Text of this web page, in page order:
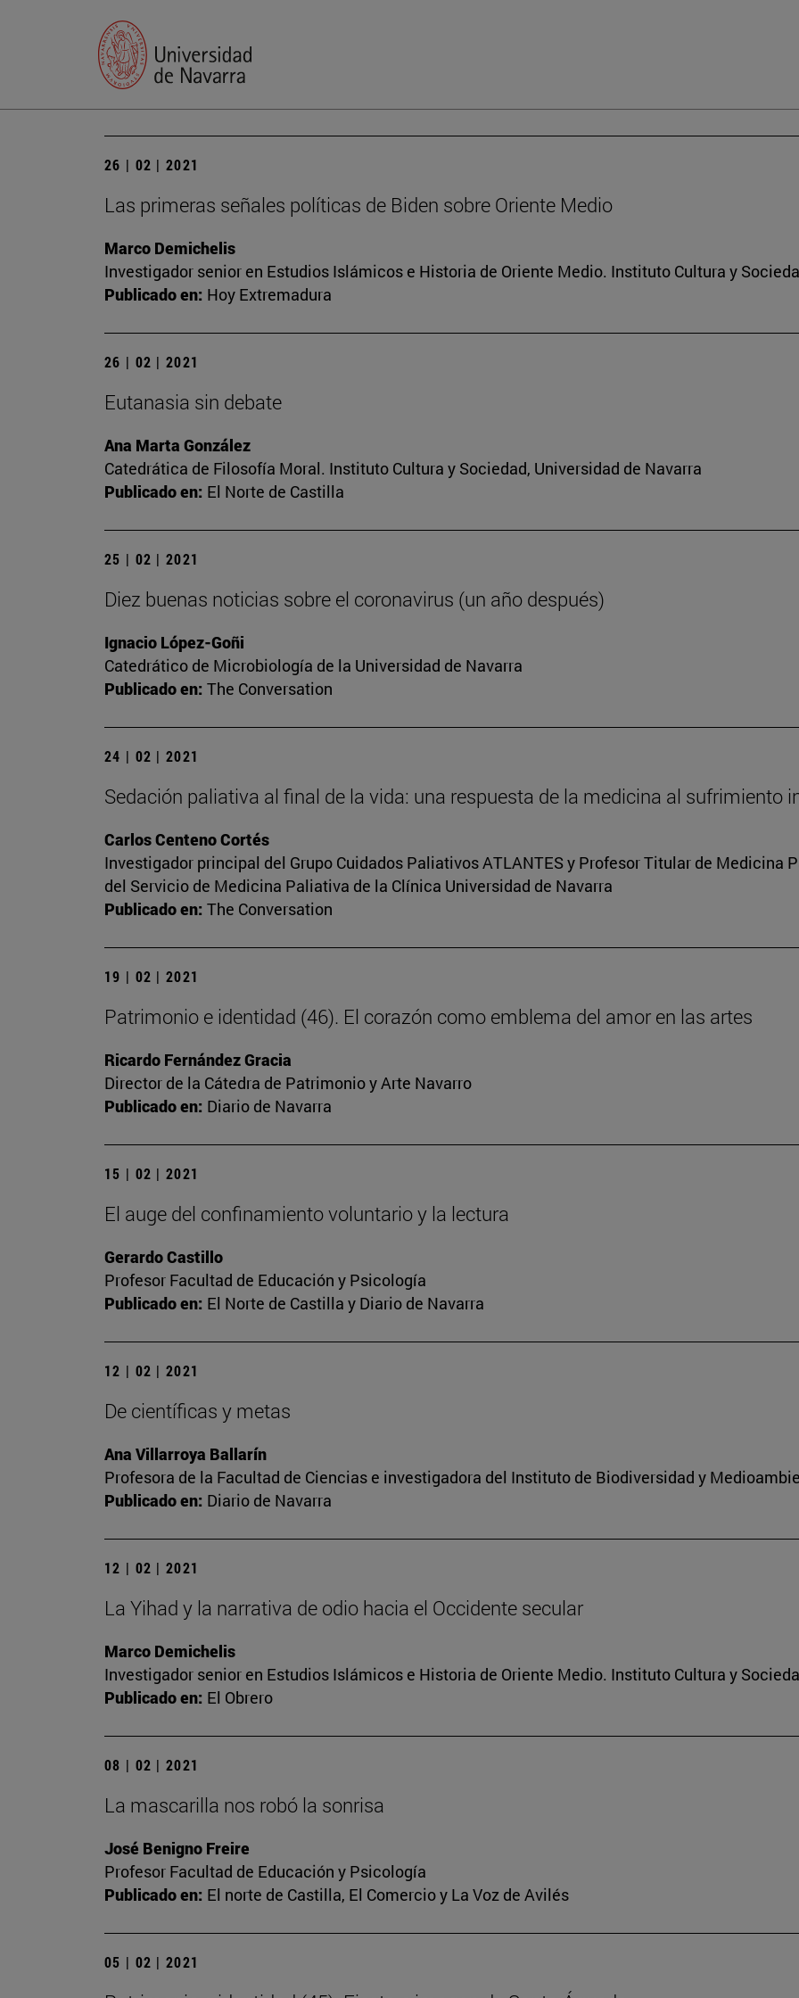
26 | 02 | 2021
Las primeras señales políticas de Biden sobre Oriente Medio
Marco Demichelis
Investigador senior en Estudios Islámicos e Historia de Oriente Medio. Instituto Cultura y
Publicado en: Hoy Extremadura
26 | 02 | 2021
Eutanasia sin debate
Ana Marta González
Catedrática de Filosofía Moral. Instituto Cultura y Sociedad, Universidad de Navarra
Publicado en: El Norte de Castilla
25 | 02 | 2021
Diez buenas noticias sobre el coronavirus (un año después)
Ignacio López-Goñi
Catedrático de Microbiología de la Universidad de Navarra
Publicado en: The Conversation
24 | 02 | 2021
Sedación paliativa al final de la vida: una respuesta de la medicina al sufrimiento
Carlos Centeno Cortés
Investigador principal del Grupo Cuidados Paliativos ATLANTES y Profesor Titular de Medicina
del Servicio de Medicina Paliativa de la Clínica Universidad de Navarra
Publicado en: The Conversation
19 | 02 | 2021
Patrimonio e identidad (46). El corazón como emblema del amor en las artes
Ricardo Fernández Gracia
Director de la Cátedra de Patrimonio y Arte Navarro
Publicado en: Diario de Navarra
15 | 02 | 2021
El auge del confinamiento voluntario y la lectura
Gerardo Castillo
Profesor Facultad de Educación y Psicología
Publicado en: El Norte de Castilla y Diario de Navarra
12 | 02 | 2021
De científicas y metas
Ana Villarroya Ballarín
Profesora de la Facultad de Ciencias e investigadora del Instituto de Biodiversidad y
Publicado en: Diario de Navarra
12 | 02 | 2021
La Yihad y la narrativa de odio hacia el Occidente secular
Marco Demichelis
Investigador senior en Estudios Islámicos e Historia de Oriente Medio. Instituto Cultura y
Publicado en: El Obrero
08 | 02 | 2021
La mascarilla nos robó la sonrisa
José Benigno Freire
Profesor Facultad de Educación y Psicología
Publicado en: El norte de Castilla, El Comercio y La Voz de Avilés
05 | 02 | 2021